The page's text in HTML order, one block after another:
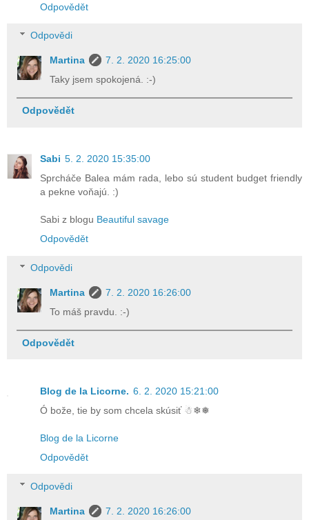
Odpovědět
Odpovědi
Martina
7. 2. 2020 16:25:00
Taky jsem spokojená. :-)
Odpovědět
Sabi 5. 2. 2020 15:35:00
Sprcháče Balea mám rada, lebo sú student budget friendly
a pekne voňajú. :)
Sabi z blogu Beautiful savage
Odpovědět
Odpovědi
Martina
7. 2. 2020 16:26:00
To máš pravdu. :-)
Odpovědět
Blog de la Licorne. 6. 2. 2020 15:21:00
Ó bože, tie by som chcela skúsiť ☃❄❅
Blog de la Licorne
Odpovědět
Odpovědi
Martina
7. 2. 2020 16:26:00